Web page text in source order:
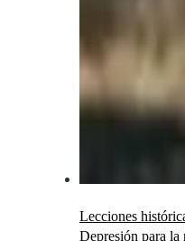
Lecciones
Depresión para la